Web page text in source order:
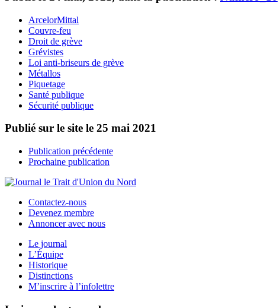
ArcelorMittal
Couvre-feu
Droit de grève
Grévistes
Loi anti-briseurs de grève
Métallos
Piquetage
Santé publique
Sécurité publique
Publié sur le site le 25 mai 2021
Publication précédente
Prochaine publication
Contactez-nous
Devenez membre
Annoncer avec nous
Le journal
L’Équipe
Historique
Distinctions
M’inscrire à l’infolettre